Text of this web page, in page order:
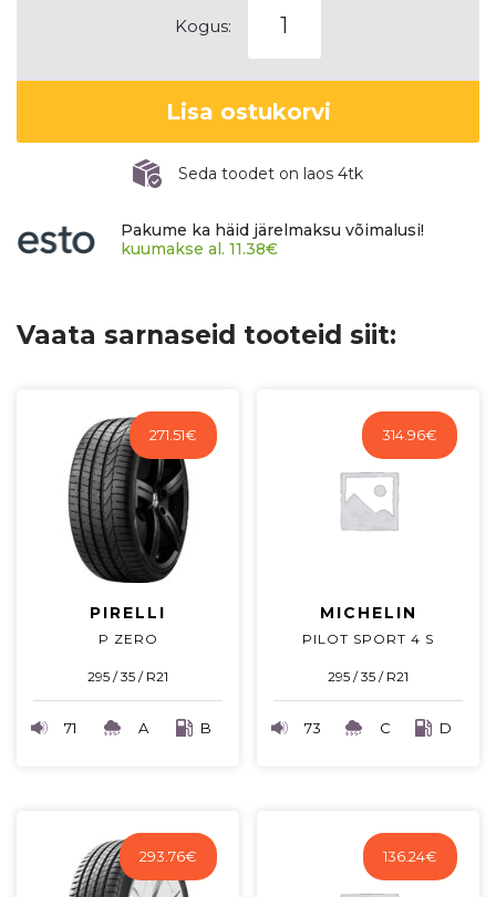
Kogus:
ADVAN
SPORT
V103B
kogus
Lisa ostukorvi
Seda toodet on laos 4tk
Pakume ka häid järelmaksu võimalusi!
kuumakse al. 11.38€
Vaata sarnaseid tooteid siit:
271.51€
PIRELLI
P ZERO
295 / 35 / R21
71 A B
314.96€
MICHELIN
PILOT SPORT 4 S
295 / 35 / R21
73 C D
293.76€ 136.24€